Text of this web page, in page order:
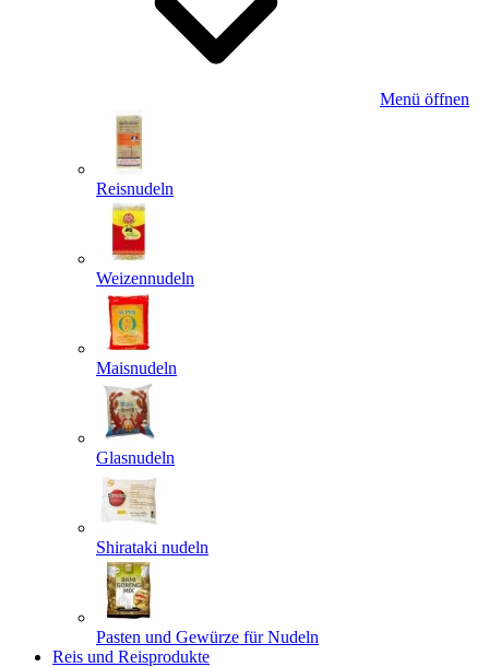
Menü öffnen
Reisnudeln
Weizennudeln
Maisnudeln
Glasnudeln
Shirataki nudeln
Pasten und Gewürze für Nudeln
Reis und Reisprodukte